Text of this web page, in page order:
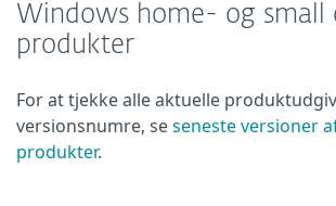
Windows home- og small
produkter
For at tjekke alle aktuelle
versionsnumre, seseneste versioner af
produkter.